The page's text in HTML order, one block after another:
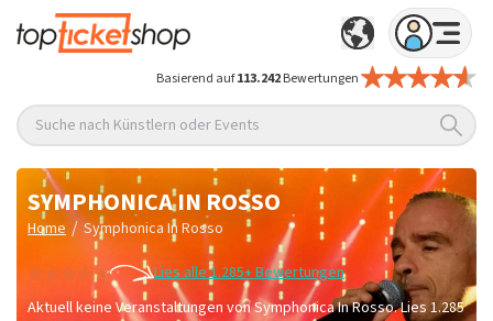
Basierend auf113.242Bewertungen
Suche nach Künstlern oder Events
SYMPHONICA IN ROSSO
Home / Symphonica In Rosso
Lies alle 1.285+ Bewertungen
Aktuell keine Veranstaltungen von Symphonica In Rosso. Lies 1.285